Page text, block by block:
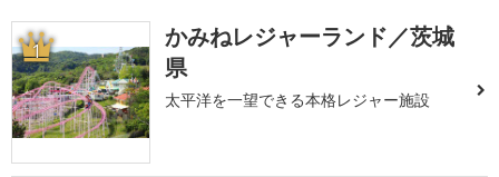
1
かみねレジャーランド／茨城
県
太平洋を一望できる本格レジャー施設